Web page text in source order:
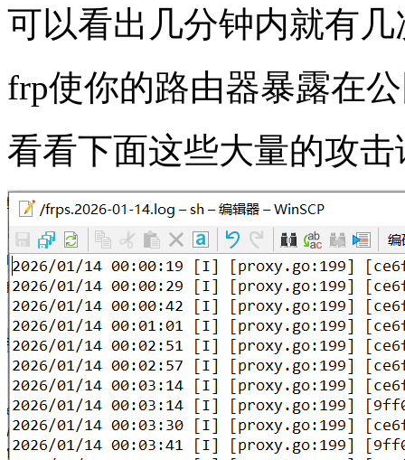
可以看出几分钟内就有
frp使你的路由器暴露在
看看下面这些大量的攻击